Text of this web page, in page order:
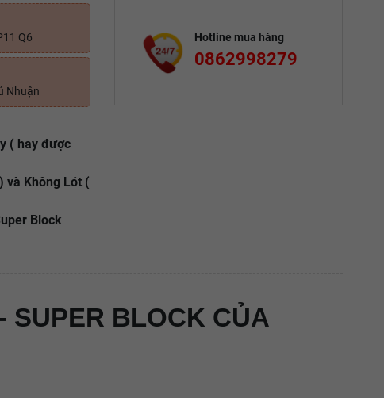
Q6
Nhuận
( hay được
và Không Lót (
Block
Hotline mua hàng
0862998279
SUPER BLOCK CỦA